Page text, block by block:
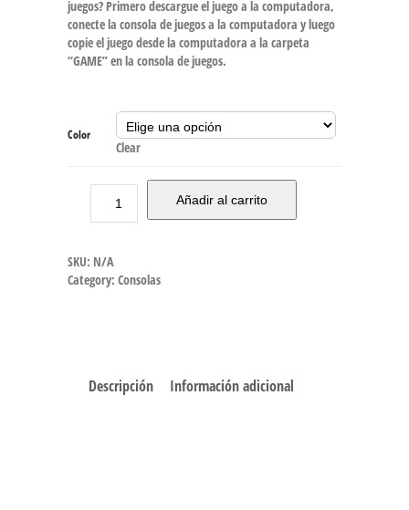
juegos? Primero descargue el juego a la computadora,
conecte la consola de juegos a la computadora y luego
copie el juego desde la computadora a la carpeta
“GAME” en la consola de juegos.
Color
Clear
Añadir al carrito
SKU: N/A
Category: Consolas
Descripción Información adicional